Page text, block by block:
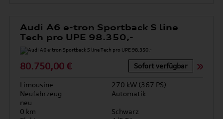
Audi A6 e-tron Sportback S line
Tech pro UPE 98.350,-
80.750,00 € Sofort verfügbar
Limousine
270 kW (367 PS)
Neufahrzeug
Automatik
neu
0 km
Schwarz